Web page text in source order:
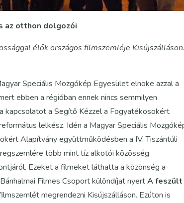
az otthon dolgozói
élők országos filmszemléje
Speciális Mozgókép Egyesület elnöke azzal a
ebben a régióban ennek nincs semmilyen
kapcsolatot a Segítő Kézzel a Fogyatékosokért
lelkész. Idén a Magyar Speciális
Alapítvány együttműködésben a IV. Tiszántúli
több mint tíz alkotói közösség
Ezeket a filmeket láthatta a közönség a
Filmes Csoport különdíjat nyertA feszült
megrendezni Kisújszálláson. Ezúton is